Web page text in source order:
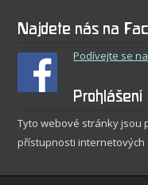
Najdete nás na
Podívejte se
Tyto webové stránky jsou
přístupnosti internetových